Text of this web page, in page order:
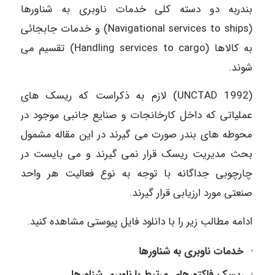
بندربه دو دسته کلی خدمات ناوبری به شناورها
(Navigational services to ships) و خدمات جابجائی
به کالاها (Handling services to cargo) تقسیم می
شوند.
(UNCTAD 1992) لازم به ذکراست که ریسک های
عملیاتی که داخل کارخانجات و صنایع جانبی موجود در
محوطه های بندر صورت می گیرند در این مقاله مشمول
بحث مدیریت ریسک قرار نمی گیرند و می بایست در
چارچوبی جداگانه با توجه به نوع فعالیت هر واحد
صنعتی مورد ارزیابی قرار گیرند.
ادامه مطالب زیر را با دانلود فایل پیوستی مشاهده کنید.
خدمات ناوبری به شناورها